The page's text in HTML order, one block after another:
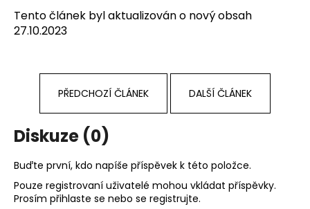
Tento článek byl aktualizován o nový obsah
27.10.2023
PŘEDCHOZÍ ČLÁNEK DALŠÍ ČLÁNEK
Diskuze (0)
Buďte první, kdo napíše příspěvek k této položce.
Pouze registrovaní uživatelé mohou vkládat příspěvky.
Prosím přihlaste se nebo se registrujte.